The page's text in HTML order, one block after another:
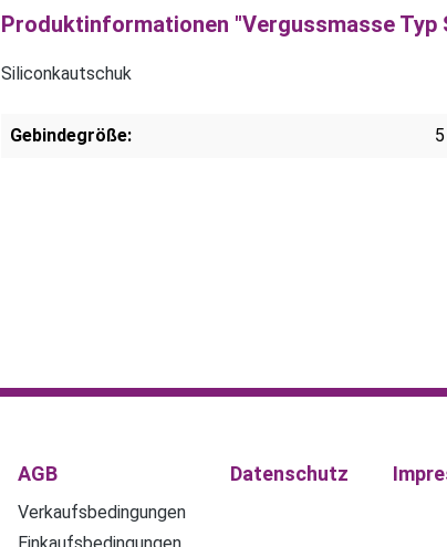
Produktinformationen "Vergussmasse Typ
Siliconkautschuk
Gebindegröße:
AGB
Verkaufsbedingungen
Datenschutz